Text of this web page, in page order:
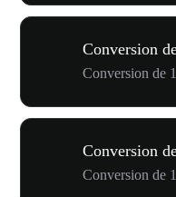
Conversion
Conversion de
Conversion
Conversion de